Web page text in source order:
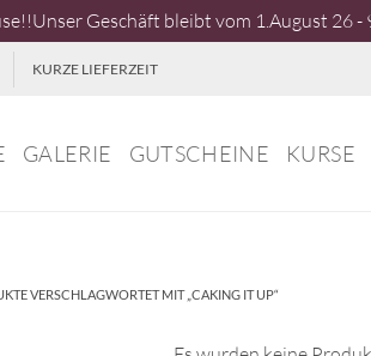
Geschäft bleibt vom 1.August 26
KURZE LIEFERZEIT
GALERIE GUTSCHEINE KURSE
VERSCHLAGWORTET MIT „CAKING IT UP“